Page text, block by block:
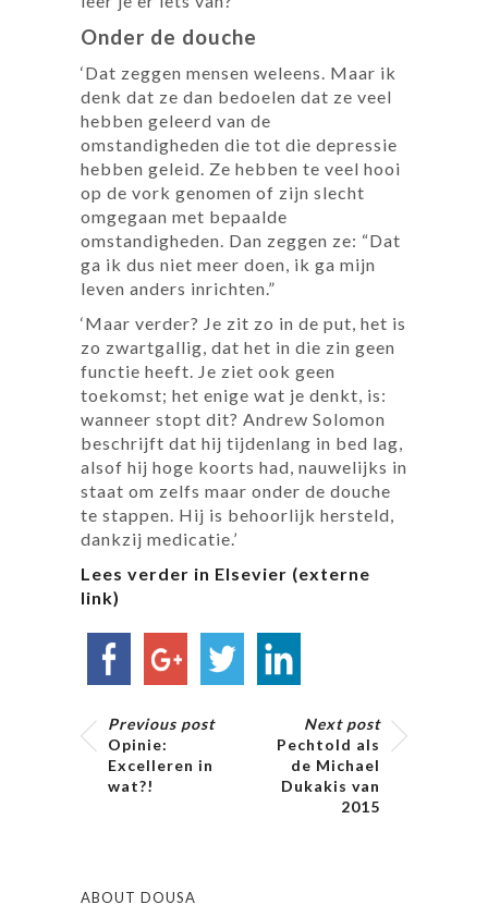
Onder de douche
‘Dat zeggen mensen weleens. Maar ik
denk dat ze dan bedoelen dat ze veel
hebben geleerd van de
omstandigheden die tot die depressie
hebben geleid. Ze hebben te veel hooi
op de vork genomen of zijn slecht
omgegaan met bepaalde
omstandigheden. Dan zeggen ze: “Dat
ga ik dus niet meer doen, ik ga mijn
leven anders inrichten.”
‘Maar verder? Je zit zo in de put, het is
zo zwartgallig, dat het in die zin geen
functie heeft. Je ziet ook geen
toekomst; het enige wat je denkt, is:
wanneer stopt dit? Andrew Solomon
beschrijft dat hij tijdenlang in bed lag,
alsof hij hoge koorts had, nauwelijks in
staat om zelfs maar onder de douche
te stappen. Hij is behoorlijk hersteld,
dankzij medicatie.’
Lees verder in Elsevier (externe
link)
Previous post
Opinie:
Excelleren in
wat?!
Next post
Pechtold als
de Michael
Dukakis van
2015
ABOUT DOUSA